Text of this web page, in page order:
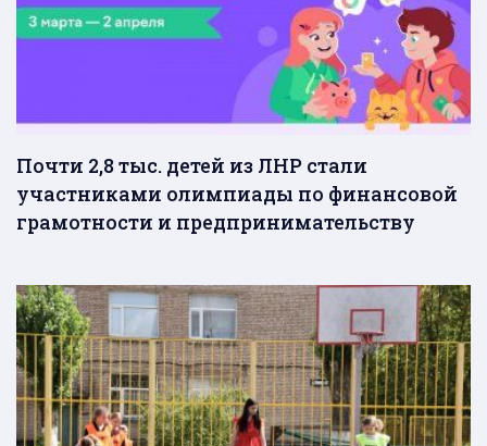
Почти 2,8 тыс. детей из ЛНР стали
участниками олимпиады по финансовой
грамотности и предпринимательству